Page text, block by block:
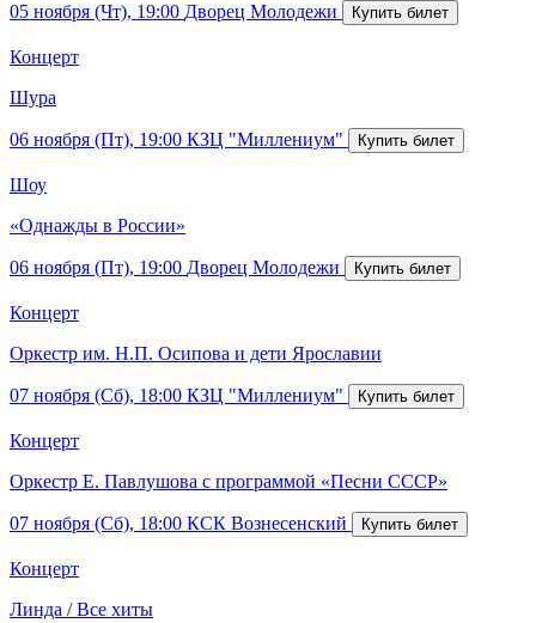
05 ноября (Чт), 19:00 Дворец Молодежи
Концерт
Шура
06 ноября (Пт), 19:00 КЗЦ "Миллениум"
Шоу
«Однажды в России»
06 ноября (Пт), 19:00 Дворец Молодежи
Концерт
Оркестр им. Н.П. Осипова и дети Ярославии
07 ноября (Сб), 18:00 КЗЦ "Миллениум"
Концерт
Оркестр Е. Павлушова с программой «Песни СССР»
07 ноября (Сб), 18:00 КСК Вознесенский
Концерт
Линда / Все хиты